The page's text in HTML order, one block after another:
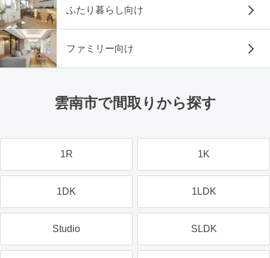
ふたり暮らし向け
ファミリー向け
雲南市で間取りから探す
1R 1K
1DK 1LDK
Studio SLDK